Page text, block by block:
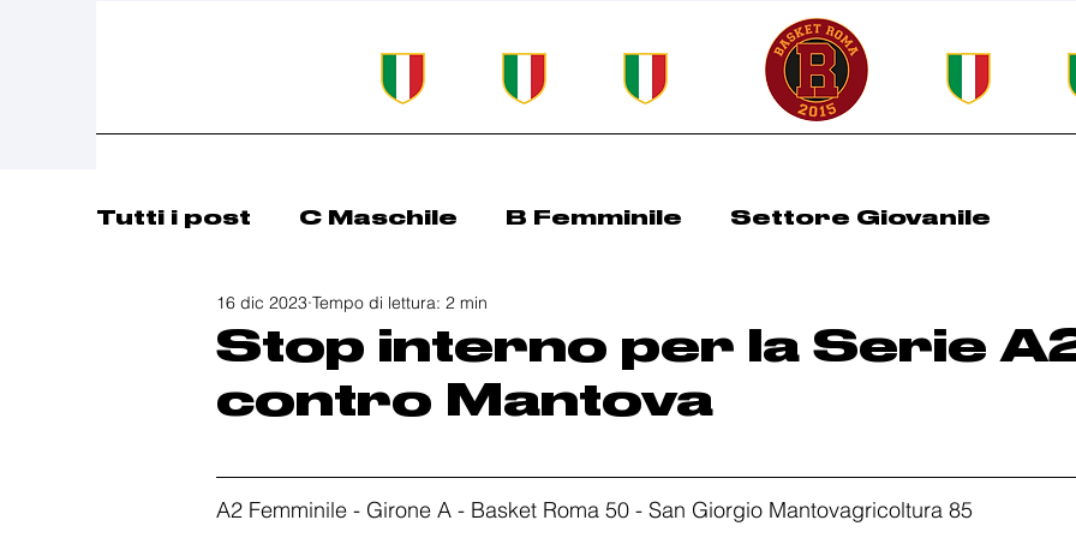
Tutti i post C Maschile B Femminile Settore Giovanile
Comunicazioni Basket Roma Spring Cup
Stop interno per la Serie
contro Mantova
16 dic 2023 Tempo di lettura: 2 min
A2 Femminile - Girone A - Basket Roma 50 - San Giorgio Mantovagricoltura 85